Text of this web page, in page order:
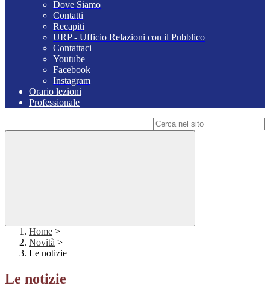
Dove Siamo
Contatti
Recapiti
URP - Ufficio Relazioni con il Pubblico
Contattaci
Youtube
Facebook
Instagram
Orario lezioni
Professionale
Home >
Novità >
Le notizie
Le notizie